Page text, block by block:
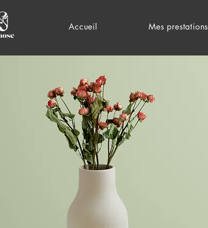
Accueil Mes prestations